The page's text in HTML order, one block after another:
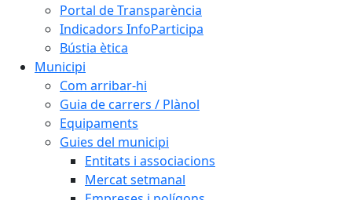
Portal de Transparència
Indicadors InfoParticipa
Bústia ètica
Municipi
Com arribar-hi
Guia de carrers / Plànol
Equipaments
Guies del municipi
Entitats i associacions
Mercat setmanal